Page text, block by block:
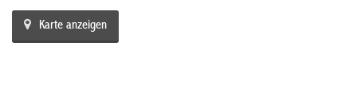
Karte anzeigen